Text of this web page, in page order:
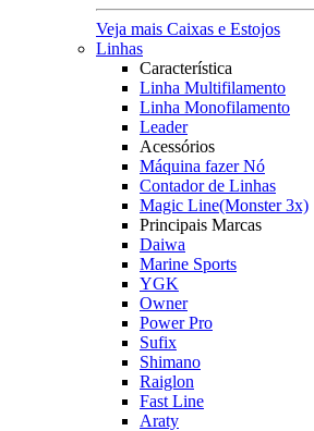
Veja mais Caixas e Estojos
Linhas
Característica
Linha Multifilamento
Linha Monofilamento
Leader
Acessórios
Máquina fazer Nó
Contador de Linhas
Magic Line(Monster 3x)
Principais Marcas
Daiwa
Marine Sports
YGK
Owner
Power Pro
Sufix
Shimano
Raiglon
Fast Line
Araty